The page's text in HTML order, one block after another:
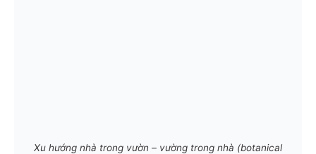
Xu hướng nhà trong vườn – vường trong nhà (botanical